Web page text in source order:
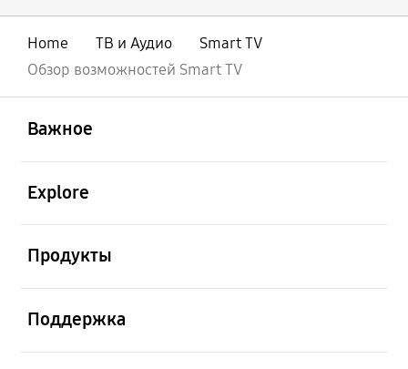
Home ТВ и Аудио
Smart TV
Обзор возможностей Smart TV
Важное
Explore
Продукты
Поддержка